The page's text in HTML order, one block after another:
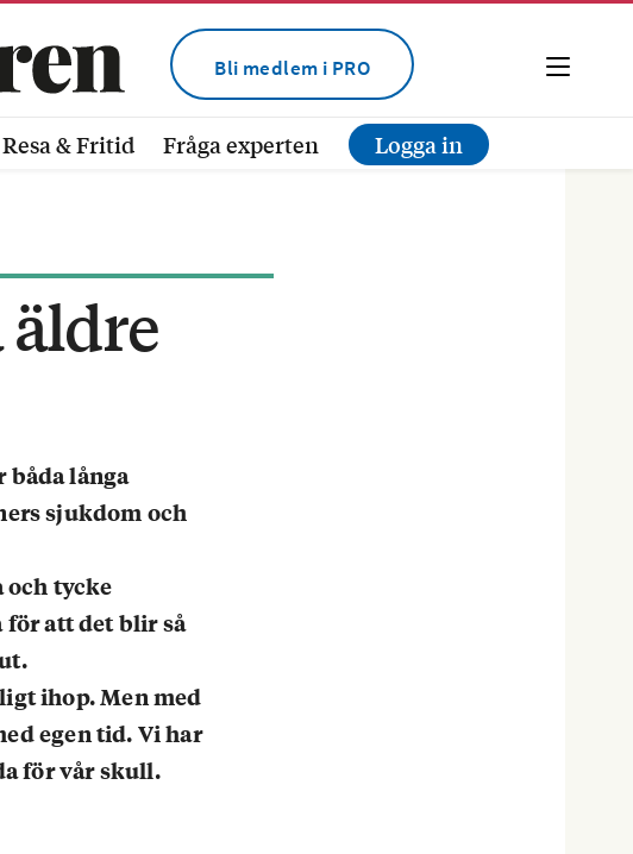
Bli medlem i PRO
Resa & Fritid Fråga experten Logga in
båda långa
sjukdom och
och tycke
att det blir så
ihop. Men med
egen tid. Vi har
för vår skull.